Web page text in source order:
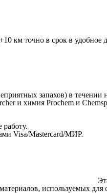
км точно в срок в удобное
запахов) в течении
и химия Prochem и
Visa/Mastercard/МИР.
используемых